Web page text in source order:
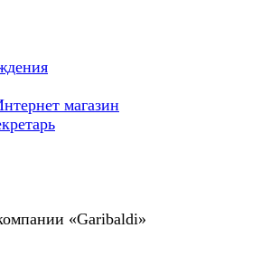
магазин
«Garibaldi»